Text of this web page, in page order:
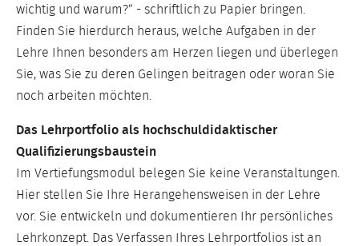
wichtig und warum?“ - schriftlich zu Papier bringen.
Finden Sie hierdurch heraus, welche Aufgaben in der
Lehre Ihnen besonders am Herzen liegen und überlegen
Sie, was Sie zu deren Gelingen beitragen oder woran Sie
noch arbeiten möchten.
Das Lehrportfolio als hochschuldidaktischer
Qualifizierungsbaustein
Im Vertiefungsmodul belegen Sie keine Veranstaltungen.
Hier stellen Sie Ihre Herangehensweisen in der Lehre
vor. Sie entwickeln und dokumentieren Ihr persönliches
Lehrkonzept. Das Verfassen Ihres Lehrportfolios ist an